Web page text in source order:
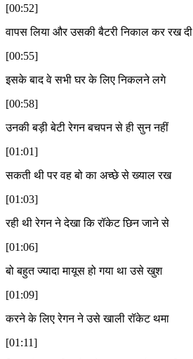
[00:52]
वापस लिया और उसकी बैटरी निकाल कर रख दी
[00:55]
इसके बाद वे सभी घर के लिए निकलने लगे
[00:58]
उनकी बड़ी बेटी रेगन बचपन से ही सुन नहीं
[01:01]
सकती थी पर वह बो का अच्छे से ख्याल रख
[01:03]
रही थी रेगन ने देखा कि रॉकेट छिन जाने से
[01:06]
बो बहुत ज्यादा मायूस हो गया था उसे खुश
[01:09]
करने के लिए रेगन ने उसे खाली रॉकेट थमा
[01:11]